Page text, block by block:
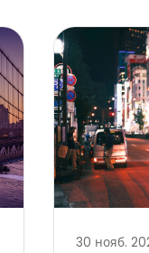
30 нояб.